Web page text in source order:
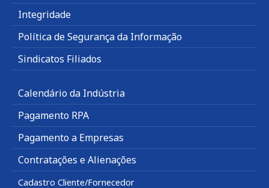
Integridade
Política de Segurança da Informação
Sindicatos Filiados
Calendário da Indústria
Pagamento RPA
Pagamento a Empresas
Contratações e Alienações
Cadastro Cliente/Fornecedor